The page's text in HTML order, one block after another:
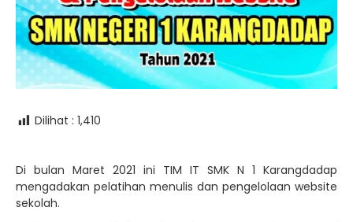
Dilihat : 1,410
Di bulan Maret 2021 ini TIM IT SMK N 1 Karangdadap
mengadakan pelatihan menulis dan pengelolaan website
sekolah.